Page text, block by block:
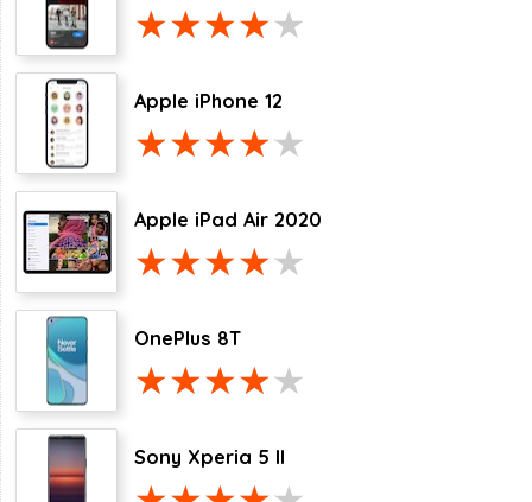
Apple iPhone 12
Apple iPad Air 2020
OnePlus 8T
Sony Xperia 5 II